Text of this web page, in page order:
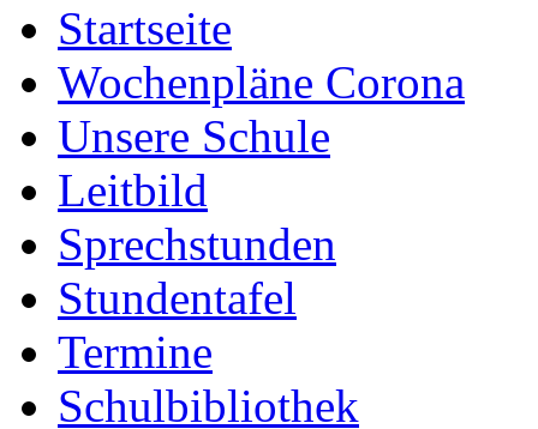
Startseite
Wochenpläne Corona
Unsere Schule
Leitbild
Sprechstunden
Stundentafel
Termine
Schulbibliothek